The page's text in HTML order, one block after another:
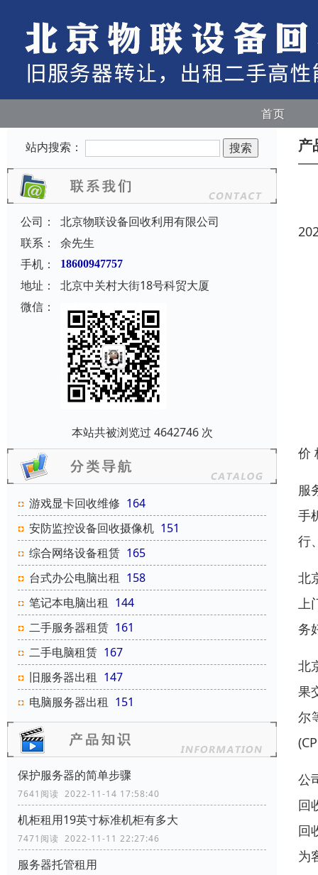
首页
站内搜索：
公司：
北京物联设备回收利用有限公司
联系：
余先生
手机：
18600947757
地址：
北京中关村大街18号科贸大厦
微信：
本站共被浏览过 4642746 次
游戏显卡回收维修 164
安防监控设备回收摄像机 151
综合网络设备租赁 165
台式办公电脑出租 158
笔记本电脑出租 144
二手服务器租赁 161
二手电脑租赁 167
旧服务器出租 147
电脑服务器出租 151
保护服务器的简单步骤
7641阅读 2022-11-14 17:58:40
机柜租用19英寸标准机柜有多大
7471阅读 2022-11-11 22:27:46
服务器托管租用
产
价
服
手
行
北
上
务
北
果
尔
公
回
回
为